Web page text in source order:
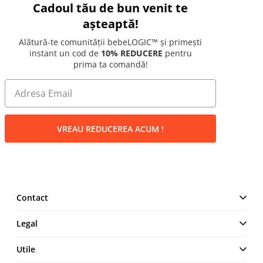
Cadoul tău de bun venit te
așteaptă!
Alătură-te comunității bebeLOGIC™ și primești
instant un cod de 10% REDUCERE pentru
prima ta comandă!
VREAU REDUCEREA ACUM !
Contact
MAKE IT LOGIC SRL
Str. Lt. Aurel Botea, Nr. 4,
România
Legal
Termeni și Condiții
Utile